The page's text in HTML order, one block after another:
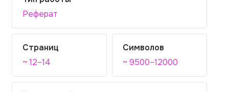
Реферат
Страниц
~ 12–14
Символов
~ 9500–12000